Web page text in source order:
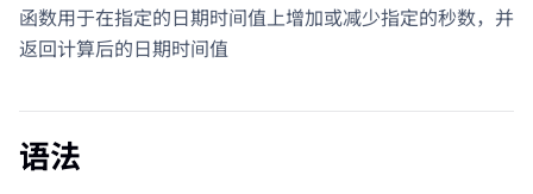
函数用于在指定的日期时间值上增加或减少指定的秒数，并
返回计算后的日期时间值
语法